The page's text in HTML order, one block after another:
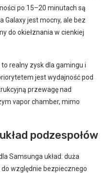
po 15–20 minutach są
Galaxy jest mocny, ale bez
do okiełznania w cienkiej
realny zysk dla gamingu i
jest wydajność pod
przewagę nad
vapor chamber, mimo
podzespołów
Samsunga układ: duża
względnie bezpiecznego